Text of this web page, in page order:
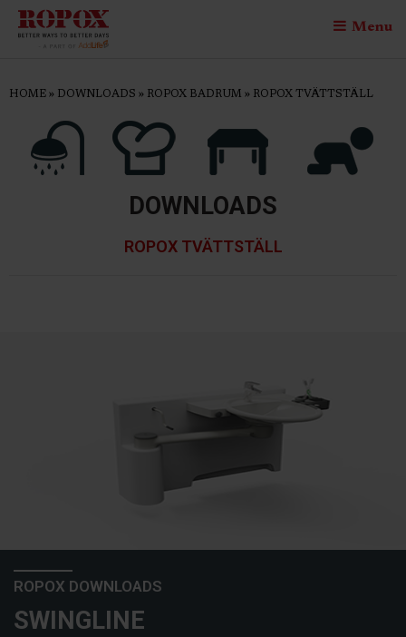
Menu
HOME » DOWNLOADS » ROPOX BADRUM » ROPOX TVÄTTSTÄLL
DOWNLOADS
ROPOX TVÄTTSTÄLL
ROPOX DOWNLOADS
SWINGLINE